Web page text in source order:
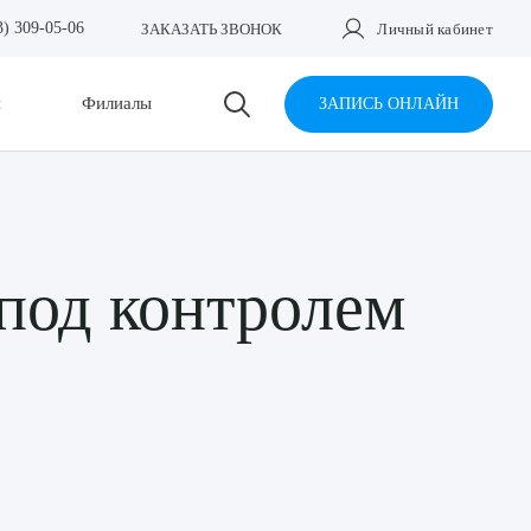
309-05-06 ЗАКАЗАТЬ ЗВОНОК Личный кабинет
Филиалы ЗАПИСЬ ОНЛАЙН
контролем